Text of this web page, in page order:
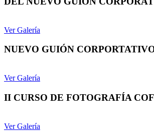
Ver Galería
NUEVO GUIÓN
Ver Galería
II CURSO DE FOTOGRAFÍA
Ver Galería